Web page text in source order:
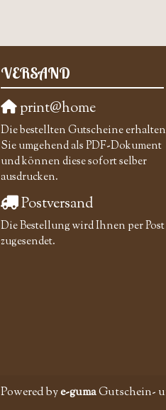
VERSAND
print@home
Die bestellten Gutscheine erhalten
Sie umgehend als PDF-Dokument
und können diese sofort selber
ausdrucken.
Postversand
Die Bestellung wird Ihnen per Post
zugesendet.
Powered bye-gumaGutschein-